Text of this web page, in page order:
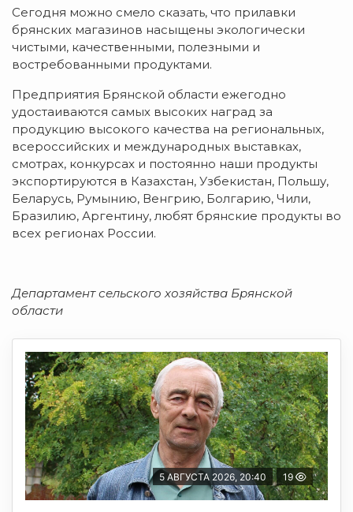
Сегодня можно смело сказать, что прилавки
брянских магазинов насыщены экологически
чистыми, качественными, полезными и
востребованными продуктами.
Предприятия Брянской области ежегодно
удостаиваются самых высоких наград за
продукцию высокого качества на региональных,
всероссийских и международных выставках,
смотрах, конкурсах и постоянно наши продукты
экспортируются в Казахстан, Узбекистан, Польшу,
Беларусь, Румынию, Венгрию, Болгарию, Чили,
Бразилию, Аргентину, любят брянские продукты во
всех регионах России.
Департамент сельского хозяйства Брянской
области
5 АВГУСТА 2026, 20:40 19